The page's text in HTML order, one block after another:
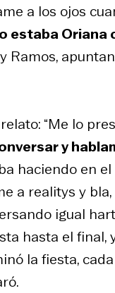
a los ojos
estaba Oriana
Ramos,
“Me lo
y
haciendo en
a realitys y bla,
igual
hasta el final,
la fiesta, cada